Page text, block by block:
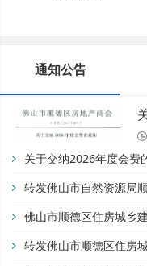
通知公告
关于交纳2026年度会费
转发佛山市自然资源局
用地开竣工管理办法》
然资顺告〔2025〕93号
佛山市顺德区住房城乡
产市场专项检查的通知
转发佛山市顺德区住房